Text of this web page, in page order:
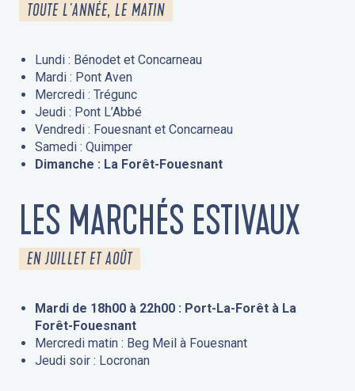
TOUTE L'ANNÉE, LE MATIN
Lundi : Bénodet et Concarneau
Mardi : Pont Aven
Mercredi : Trégunc
Jeudi : Pont L’Abbé
Vendredi : Fouesnant et Concarneau
Samedi : Quimper
Dimanche : La Forêt-Fouesnant
LES MARCHÉS ESTIVAUX
EN JUILLET ET AOÛT
Mardi de 18h00 à 22h00 : Port-La-Forêt à La
Forêt-Fouesnant
Mercredi matin : Beg Meil à Fouesnant
Jeudi soir : Locronan